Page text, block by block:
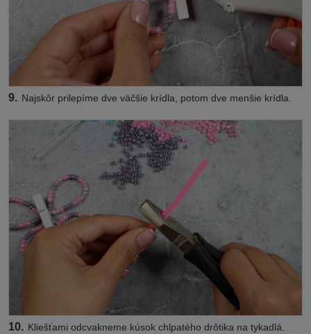
9. Najskôr prilepíme dve väčšie krídla, potom dve menšie krídla.
10. Kliešťami odcvakneme kúsok chlpatého drôtika na tykadlá.